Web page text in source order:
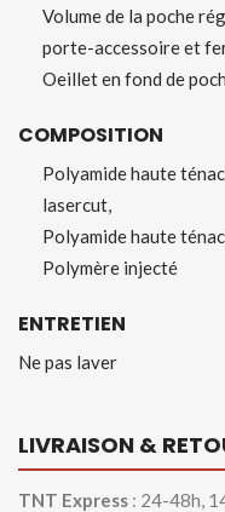
Volume de la poche
porte-accessoire et
Oeillet en fond de
COMPOSITION
Polyamide haute
lasercut,
Polyamide haute
Polymère injecté
ENTRETIEN
Ne pas laver
LIVRAISON &
TNT Express : 24-48h,